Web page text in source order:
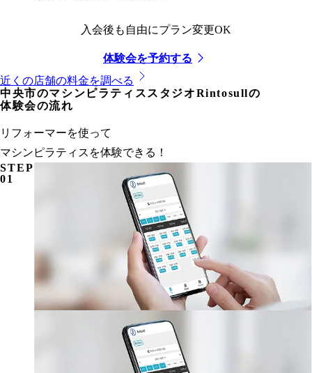
入会後も自由にプラン変更OK
体験会を予約する
近くの店舗の料金を調べる
中央市のマシンピラティススタジオRintosullの
体験会の流れ
リフォーマーを使って
マシンピラティスを体験できる！
STEP
01